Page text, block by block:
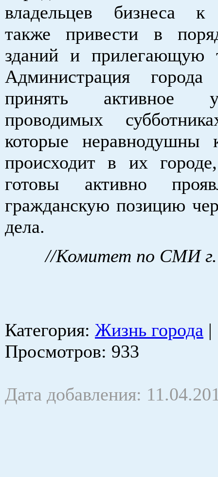
владельцев бизнеса к
такжепривести в
зданий и прилегающую
Администрация города
принять активное
проводимых
которые неравнодушны
происходит в их
готовы активно
гражданскую позицию
дела.
//Комитет по СМИ г.
Категория: Жизнь города |
Просмотров: 933
Дата добавления: